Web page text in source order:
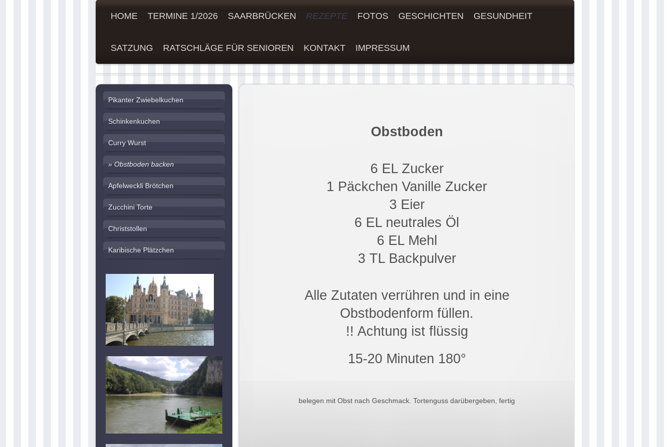
HOME TERMINE 1/2026 SAARBRÜCKEN REZEPTE FOTOS GESCHICHTEN GESUNDHEIT
SATZUNG RATSCHLÄGE FÜR SENIOREN KONTAKT IMPRESSUM
Obstboden
6 EL Zucker
1 Päckchen Vanille Zucker
3 Eier
6 EL neutrales Öl
6 EL Mehl
3 TL Backpulver
Alle Zutaten verrühren und in eine
Obstbodenform füllen.
!! Achtung ist flüssig
15-20 Minuten 180°
belegen mit Obst nach Geschmack. Tortenguss darübergeben, fertig
Pikanter Zwiebelkuchen
Schinkenkuchen
Curry Wurst
Obstboden backen
Apfelweckli Brötchen
Zucchini Torte
Christstollen
Karibische Plätzchen